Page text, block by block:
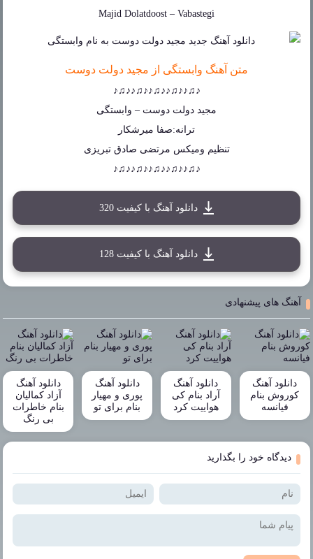
Majid Dolatdoost – Vabastegi
متن آهنگ وابستگی از مجید دولت دوست
♪♫♪♪♫♪♪♫♪♪♫♪♪♫♪
مجید دولت دوست – وابستگی
ترانه:صفا میرشکار
تنظیم ومیکس مرتضی صادق تبریزی
♪♫♪♪♫♪♪♫♪♪♫♪♪♫♪
دانلود آهنگ با کیفیت 320
دانلود آهنگ با کیفیت 128
آهنگ های پیشنهادی
دانلود آهنگ
کوروش بنام
فیانسه
دانلود آهنگ
آراد بنام کی
هواییت کرد
دانلود آهنگ
پوری و مهیار
بنام برای تو
دانلود آهنگ
آزاد کمالیان
بنام خاطرات
بی رنگ
دیدگاه خود را بگذارید